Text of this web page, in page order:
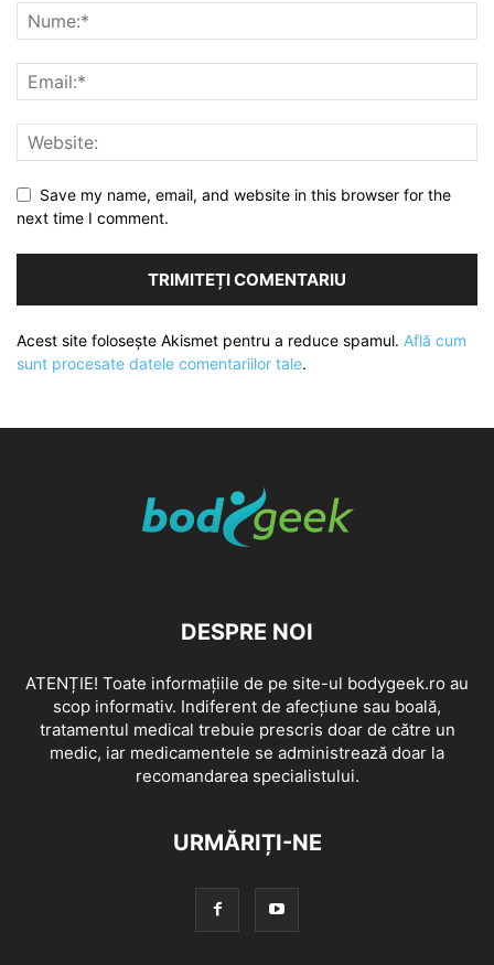
Save my name, email, and website in this browser for the
next time I comment.
Acest site folosește Akismet pentru a reduce spamul. Află cum
sunt procesate datele comentariilor tale.
DESPRE NOI
ATENȚIE! Toate informațiile de pe site-ul bodygeek.ro au
scop informativ. Indiferent de afecțiune sau boală,
tratamentul medical trebuie prescris doar de către un
medic, iar medicamentele se administrează doar la
recomandarea specialistului.
URMĂRIȚI-NE